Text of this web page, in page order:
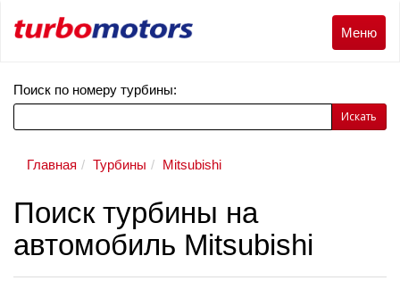
Меню
Меню
Поиск по номеру турбины:
Искать
Главная Турбины Mitsubishi
Поиск турбины на
автомобиль Mitsubishi